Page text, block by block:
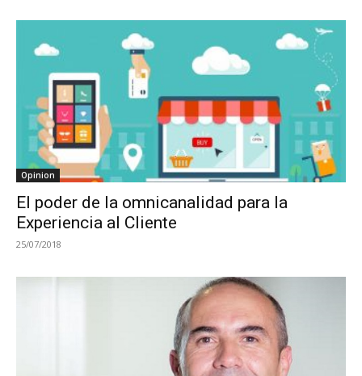
Opinion
El poder de la omnicanalidad para la
Experiencia al Cliente
25/07/2018